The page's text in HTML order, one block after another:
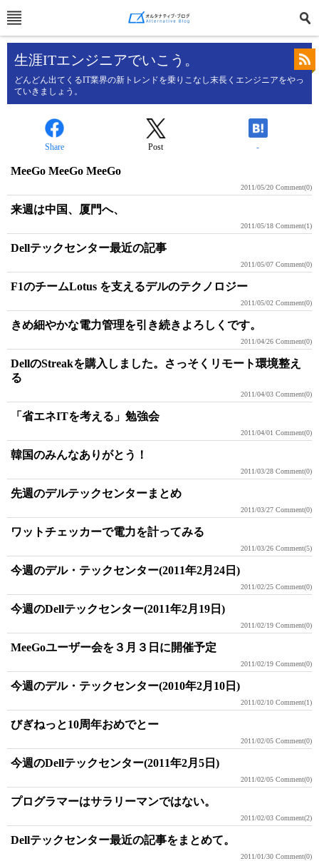
生涯ITエンジニアでいこう。
どんどん出てくるIT業界の新トレンドを乗りこなし末長くエンジニアをやっ
ていきましょう。
Share Post -
MeeGo MeeGo MeeGo
2011/05/20 Comment(0)
来週は中国、厦門へ、
2011/05/18 Comment(1)
Dellテックセンター最近の記事
2011/05/07 Comment(0)
F1のチームLotus を支えるデルのテクノロジー
2011/05/02 Comment(0)
きめ細やかな電力管理を引き続きよろしくです。
2011/04/26 Comment(0)
DellのStreakを購入しました。さっそくリモート環境整え
る
2011/04/03 Comment(0)
「省エネITを考える」勉強会
2011/04/01 Comment(0)
韓国のみんなありがとう！
2011/03/28 Comment(0)
先週のデルテックセンターまとめ
2011/03/27 Comment(0)
ワットチェッカーで電力を計ってみる
2011/03/26 Comment(5)
今週のデル・テックセンター(2011年2月24日)
2011/02/25 Comment(0)
今週のDellテックセンター(2011年2月19日)
2011/02/19 Comment(0)
MeeGoユーザー会を３月３日に開催予定
2011/02/19 Comment(0)
今週のデル・テックセンター(2010年2月10日)
2011/02/10 Comment(1)
びぎねっと10周年おめでとー
2011/02/05 Comment(0)
今週のDellテックセンター(2011年2月5日)
2011/02/05 Comment(0)
プログラマーはサラリーマンではない。
2011/02/03 Comment(2)
Dellテックセンター最近の記事をまとめて。
2011/01/30 Comment(0)